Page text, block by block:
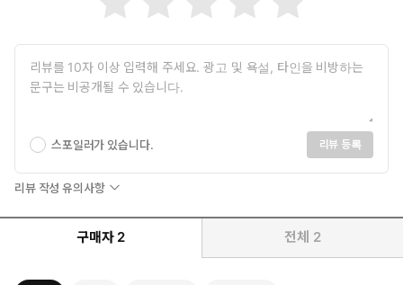
스포일러가 있습니다. 리뷰 등록
리뷰 작성 유의사항
구매자 2 전체 2